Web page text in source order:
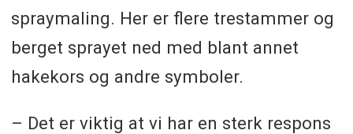
spraymaling. Her er flere trestammer og
berget sprayet ned med blant annet
hakekors og andre symboler.
– Det er viktig at vi har en sterk respons